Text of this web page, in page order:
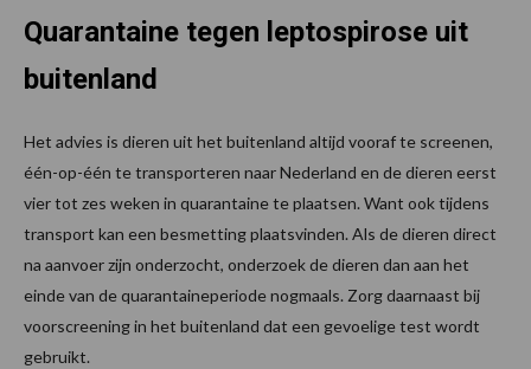
Quarantaine tegen leptospirose uit
buitenland
Het advies is dieren uit het buitenland altijd vooraf te screenen,
één-op-één te transporteren naar Nederland en de dieren eerst
vier tot zes weken in quarantaine te plaatsen. Want ook tijdens
transport kan een besmetting plaatsvinden. Als de dieren direct
na aanvoer zijn onderzocht, onderzoek de dieren dan aan het
einde van de quarantaineperiode nogmaals. Zorg daarnaast bij
voorscreening in het buitenland dat een gevoelige test wordt
gebruikt.